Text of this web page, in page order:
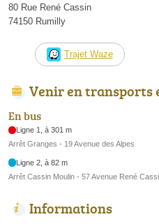
80 Rue René Cassin
74150 Rumilly
Trajet Waze
Venir en transports
En bus
Ligne 1, à 301 m
Arrêt Granges - 19 Avenue des Alpes
Ligne 2, à 82 m
Arrêt Cassin Moulin - 57 Avenue René
Informations